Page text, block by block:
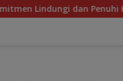
Anak Jaga